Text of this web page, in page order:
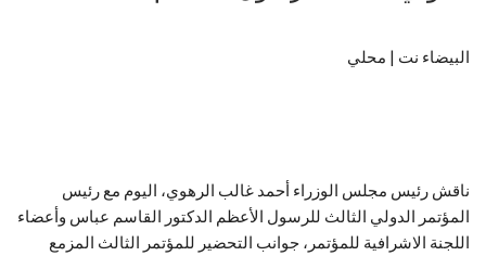
البيضاء نت | محلي
ناقش رئيس مجلس الوزراء أحمد غالب الرهوي، اليوم مع رئيس
المؤتمر الدولي الثالث للرسول الأعظم الدكتور القاسم عباس وأعضاء
اللجنة الاشرافية للمؤتمر، جوانب التحضير للمؤتمر الثالث المزمع